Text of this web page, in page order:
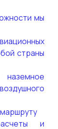
мы
страны
наземное
и